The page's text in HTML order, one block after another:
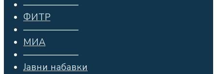
——————
ФИТР
——————
МИА
——————
Јавни набавки